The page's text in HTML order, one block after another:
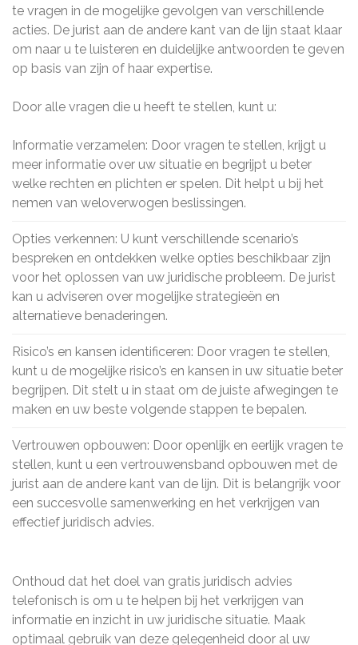
te vragen in de mogelijke gevolgen van verschillende
acties. De jurist aan de andere kant van de lijn staat klaar
om naar u te luisteren en duidelijke antwoorden te geven
op basis van zijn of haar expertise.
Door alle vragen die u heeft te stellen, kunt u:
Informatie verzamelen: Door vragen te stellen, krijgt u
meer informatie over uw situatie en begrijpt u beter
welke rechten en plichten er spelen. Dit helpt u bij het
nemen van weloverwogen beslissingen.
Opties verkennen: U kunt verschillende scenario’s
bespreken en ontdekken welke opties beschikbaar zijn
voor het oplossen van uw juridische probleem. De jurist
kan u adviseren over mogelijke strategieën en
alternatieve benaderingen.
Risico’s en kansen identificeren: Door vragen te stellen,
kunt u de mogelijke risico’s en kansen in uw situatie beter
begrijpen. Dit stelt u in staat om de juiste afwegingen te
maken en uw beste volgende stappen te bepalen.
Vertrouwen opbouwen: Door openlijk en eerlijk vragen te
stellen, kunt u een vertrouwensband opbouwen met de
jurist aan de andere kant van de lijn. Dit is belangrijk voor
een succesvolle samenwerking en het verkrijgen van
effectief juridisch advies.
Onthoud dat het doel van gratis juridisch advies
telefonisch is om u te helpen bij het verkrijgen van
informatie en inzicht in uw juridische situatie. Maak
optimaal gebruik van deze gelegenheid door al uw